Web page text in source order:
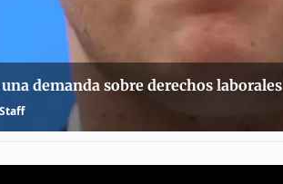
demanda sobre derechos laborales